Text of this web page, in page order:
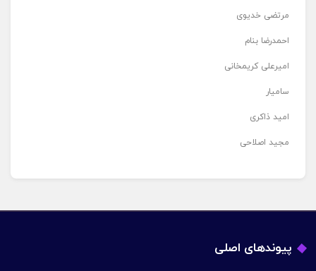
مرتضی خدیوی
احمدرضا بنام
امیرعلی کریمخانی
سامیار
امید ذاکری
مجید اصلاحی
پیوندهای اصلی